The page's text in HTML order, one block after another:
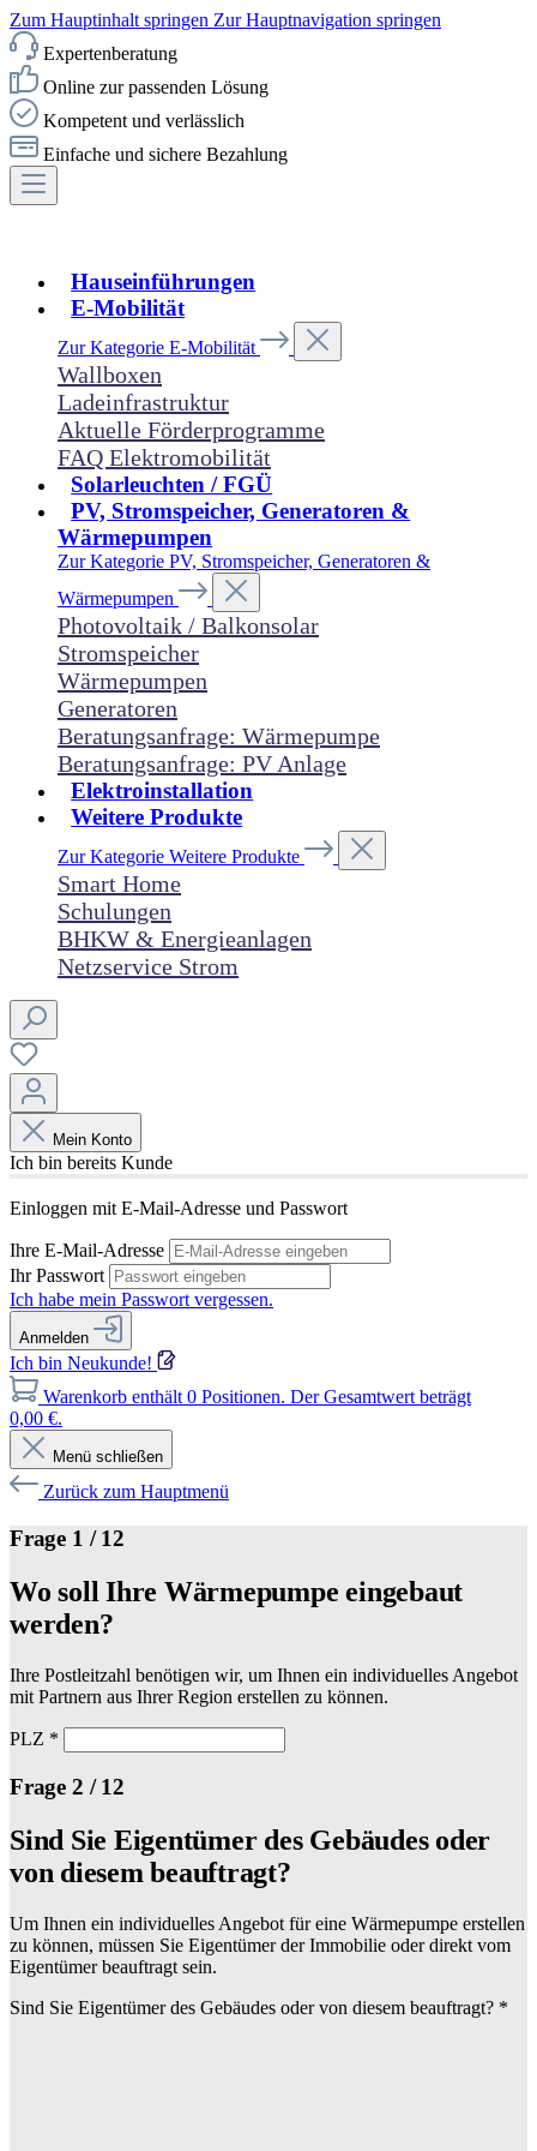
Zum Hauptinhalt springen Zur Hauptnavigation springen
Expertenberatung
Online zur passenden Lösung
Kompetent und verlässlich
Einfache und sichere Bezahlung
Hauseinführungen
E-Mobilität
Zur Kategorie E-Mobilität
Wallboxen
Ladeinfrastruktur
Aktuelle Förderprogramme
FAQ Elektromobilität
Solarleuchten / FGÜ
PV, Stromspeicher, Generatoren &
Wärmepumpen
Zur Kategorie PV, Stromspeicher, Generatoren &
Wärmepumpen
Photovoltaik / Balkonsolar
Stromspeicher
Wärmepumpen
Generatoren
Beratungsanfrage: Wärmepumpe
Beratungsanfrage: PV Anlage
Elektroinstallation
Weitere Produkte
Zur Kategorie Weitere Produkte
Smart Home
Schulungen
BHKW & Energieanlagen
Netzservice Strom
Mein Konto
Ich bin bereits Kunde
Einloggen mit E-Mail-Adresse und Passwort
Ihre E-Mail-Adresse
Ihr Passwort
Ich habe mein Passwort vergessen.
Anmelden
Ich bin Neukunde!
Warenkorb enthält 0 Positionen. Der Gesamtwert beträgt
0,00 €.
Menü schließen
Zurück zum Hauptmenü
Frage 1 / 12
Wo soll Ihre Wärmepumpe eingebaut
werden?
Ihre Postleitzahl benötigen wir, um Ihnen ein individuelles Angebot
mit Partnern aus Ihrer Region erstellen zu können.
PLZ *
Frage 2 / 12
Sind Sie Eigentümer des Gebäudes oder
von diesem beauftragt?
Um Ihnen ein individuelles Angebot für eine Wärmepumpe erstellen
zu können, müssen Sie Eigentümer der Immobilie oder direkt vom
Eigentümer beauftragt sein.
Sind Sie Eigentümer des Gebäudes oder von diesem beauftragt? *